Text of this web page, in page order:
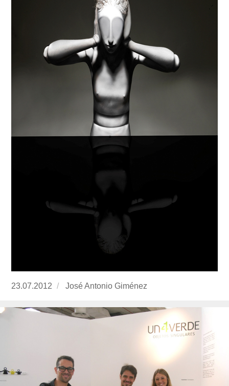
Publicado
23.07.2012 https://www.experimenta.es/author/
José Antonio Giménez